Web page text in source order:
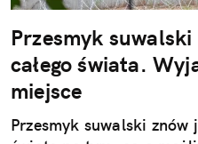
Przesmyk
całego świata.
miejsce
Przesmyk suwalski znów